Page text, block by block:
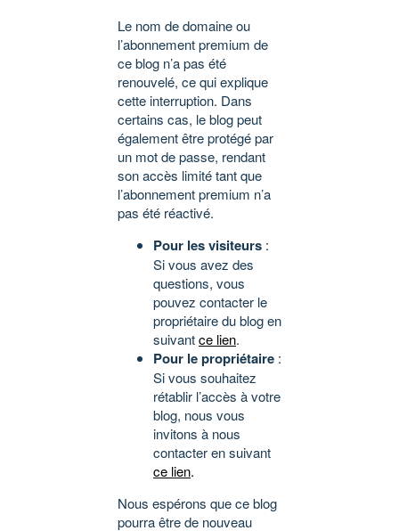
Le nom de domaine ou
l’abonnement premium de
ce blog n’a pas été
renouvelé, ce qui explique
cette interruption. Dans
certains cas, le blog peut
également être protégé par
un mot de passe, rendant
son accès limité tant que
l’abonnement premium n’a
pas été réactivé.
Pour les visiteurs :
Si vous avez des
questions, vous
pouvez contacter le
propriétaire du blog en
suivantce lien.
Pour le propriétaire :
Si vous souhaitez
rétablir l’accès à votre
blog, nous vous
invitons à nous
contacter en suivant
ce lien.
Nous espérons que ce blog
pourra être de nouveau